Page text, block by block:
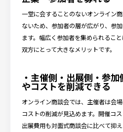
一堂に会することのないオンライン
ないため、参加者の層が広がり、参
ます。幅広く参加者を集められるこ
双方にとって大きなメリットです。
・主催側・出展側・参
やコストを削減できる
オンライン商談会では、主催者は会
コストの削減が見込めます。開催コ
出展費用も対面式商談会に比べて抑